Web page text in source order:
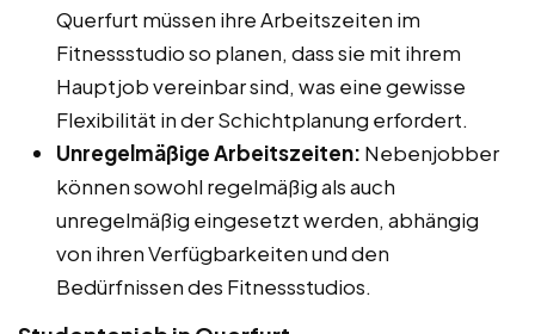
Querfurt müssen ihre Arbeitszeiten im
Fitnessstudio so planen, dass sie mit ihrem
Hauptjob vereinbar sind, was eine gewisse
Flexibilität in der Schichtplanung erfordert.
Unregelmäßige Arbeitszeiten: Nebenjobber
können sowohl regelmäßig als auch
unregelmäßig eingesetzt werden, abhängig
von ihren Verfügbarkeiten und den
Bedürfnissen des Fitnessstudios.